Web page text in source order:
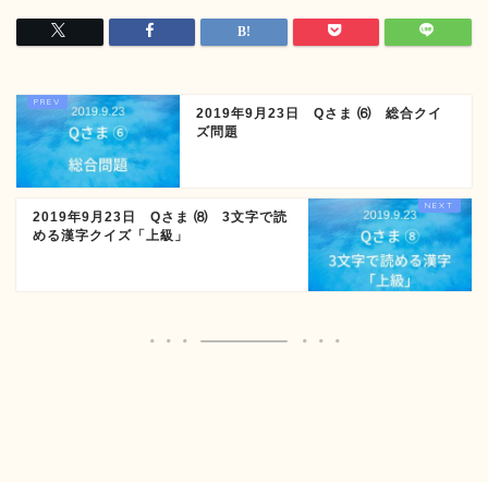
2019年9月23日 Qさま ⑹ 総合クイ
ズ問題
2019年9月23日 Qさま ⑻ 3文字で読
める漢字クイズ「上級」